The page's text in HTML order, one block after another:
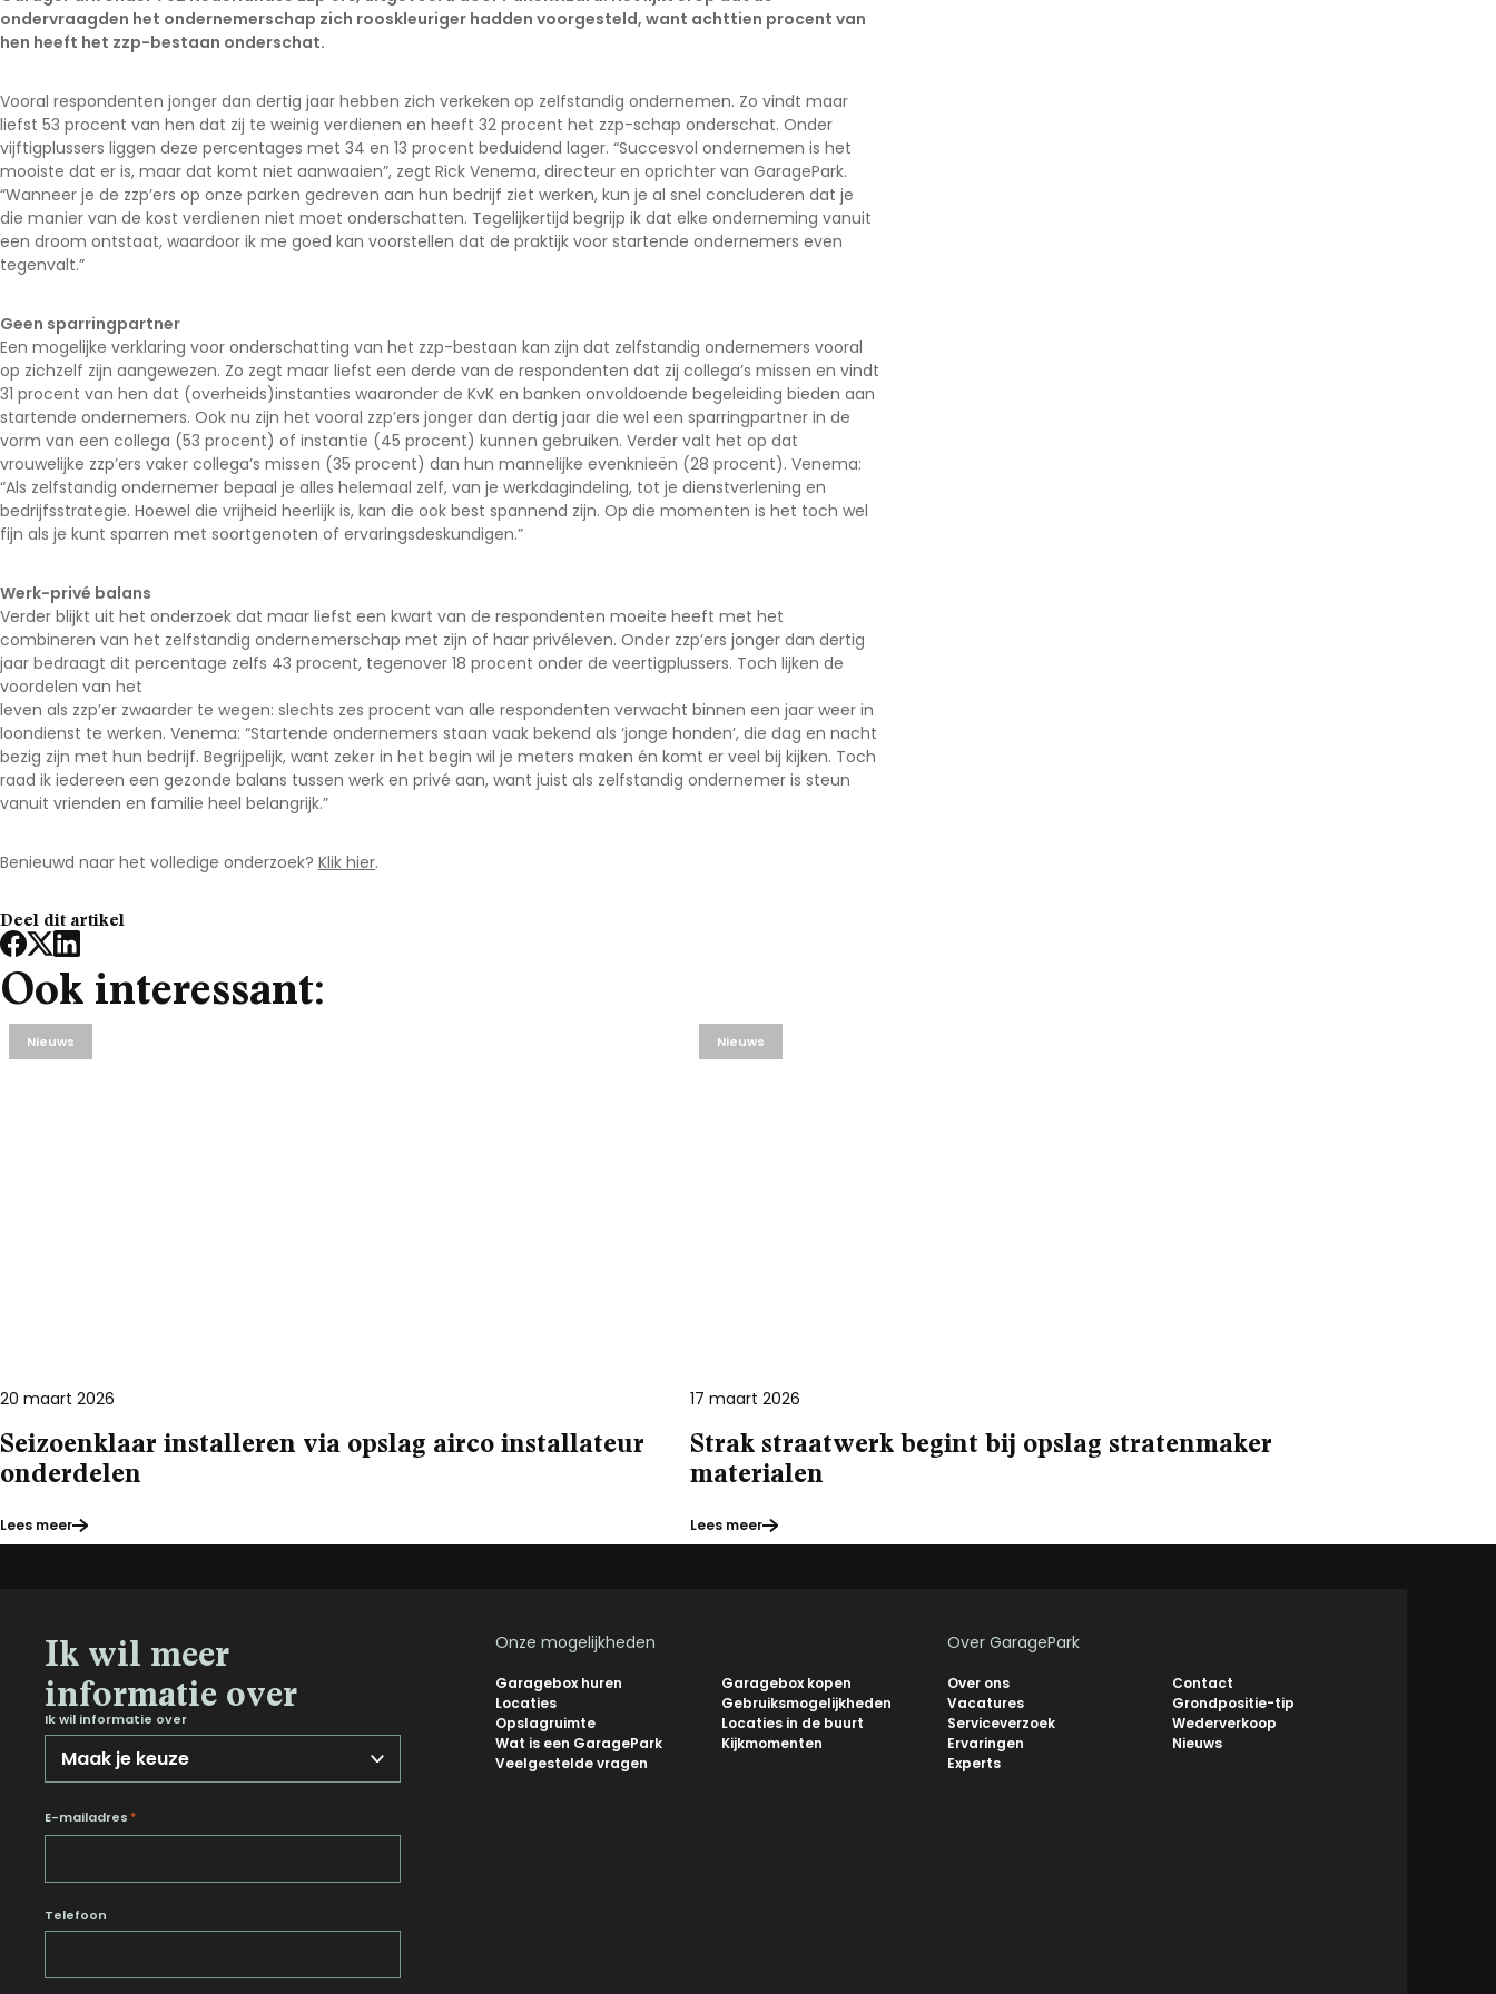
Noord-Brabant
Overijssel
Utrecht
Zeeland
Zuid-Holland
ondervraagden het ondernemerschap zich rooskleuriger hadden voorgesteld, want achttien procent van
hen heeft het zzp-bestaan onderschat.
Vooral respondenten jonger dan dertig jaar hebben zich verkeken op zelfstandig ondernemen. Zo vindt maar
liefst 53 procent van hen dat zij te weinig verdienen en heeft 32 procent het zzp-schap onderschat. Onder
vijftigplussers liggen deze percentages met 34 en 13 procent beduidend lager. “Succesvol ondernemen is het
mooiste dat er is, maar dat komt niet aanwaaien”, zegt Rick Venema, directeur en oprichter van GaragePark.
“Wanneer je de zzp’ers op onze parken gedreven aan hun bedrijf ziet werken, kun je al snel concluderen dat je
die manier van de kost verdienen niet moet onderschatten. Tegelijkertijd begrijp ik dat elke onderneming vanuit
een droom ontstaat, waardoor ik me goed kan voorstellen dat de praktijk voor startende ondernemers even
tegenvalt.”
Geen sparringpartner
Een mogelijke verklaring voor onderschatting van het zzp-bestaan kan zijn dat zelfstandig ondernemers vooral
op zichzelf zijn aangewezen. Zo zegt maar liefst een derde van de respondenten dat zij collega’s missen en vindt
31 procent van hen dat (overheids)instanties waaronder de KvK en banken onvoldoende begeleiding bieden aan
startende ondernemers. Ook nu zijn het vooral zzp’ers jonger dan dertig jaar die wel een sparringpartner in de
vorm van een collega (53 procent) of instantie (45 procent) kunnen gebruiken. Verder valt het op dat
vrouwelijke zzp’ers vaker collega’s missen (35 procent) dan hun mannelijke evenknieën (28 procent). Venema:
“Als zelfstandig ondernemer bepaal je alles helemaal zelf, van je werkdagindeling, tot je dienstverlening en
bedrijfsstrategie. Hoewel die vrijheid heerlijk is, kan die ook best spannend zijn. Op die momenten is het toch wel
fijn als je kunt sparren met soortgenoten of ervaringsdeskundigen.”
Werk-privé balans
Verder blijkt uit het onderzoek dat maar liefst een kwart van de respondenten moeite heeft met het
combineren van het zelfstandig ondernemerschap met zijn of haar privéleven. Onder zzp’ers jonger dan dertig
jaar bedraagt dit percentage zelfs 43 procent, tegenover 18 procent onder de veertigplussers. Toch lijken de
voordelen van het
leven als zzp’er zwaarder te wegen: slechts zes procent van alle respondenten verwacht binnen een jaar weer in
loondienst te werken. Venema: “Startende ondernemers staan vaak bekend als ‘jonge honden’, die dag en nacht
bezig zijn met hun bedrijf. Begrijpelijk, want zeker in het begin wil je meters maken én komt er veel bij kijken. Toch
raad ik iedereen een gezonde balans tussen werk en privé aan, want juist als zelfstandig ondernemer is steun
vanuit vrienden en familie heel belangrijk.”
Benieuwd naar het volledige onderzoek? Klik hier.
Deel dit artikel
Ook interessant:
20 maart 2026
Seizoenklaar installeren via opslag airco installateur
onderdelen
Lees meer
Nieuws
17 maart 2026
Strak straatwerk begint bij opslag stratenmaker
materialen
Lees meer
Nieuws
Ik wil meer
informatie over
Ik wil informatie over
E-mailadres *
Telefoon
Onze mogelijkheden
Garagebox huren
Garagebox kopen
Locaties
Gebruiksmogelijkheden
Opslagruimte
Locaties in de buurt
Wat is een GaragePark
Kijkmomenten
Veelgestelde vragen
Over GaragePark
Over ons
Contact
Vacatures
Grondpositie-tip
Serviceverzoek
Wederverkoop
Ervaringen
Nieuws
Experts